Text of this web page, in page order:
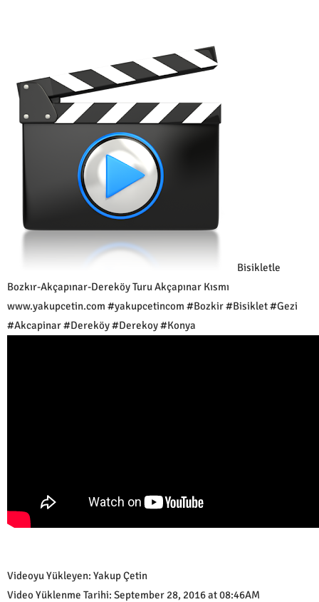
Bisikletle
Bozkır-Akçapınar-Dereköy Turu Akçapınar Kısmı
www.yakupcetin.com #yakupcetincom #Bozkir #Bisiklet #Gezi
#Akcapinar #Dereköy #Derekoy #Konya
Videoyu Yükleyen: Yakup Çetin
Video Yüklenme Tarihi: September 28, 2016 at 08:46AM